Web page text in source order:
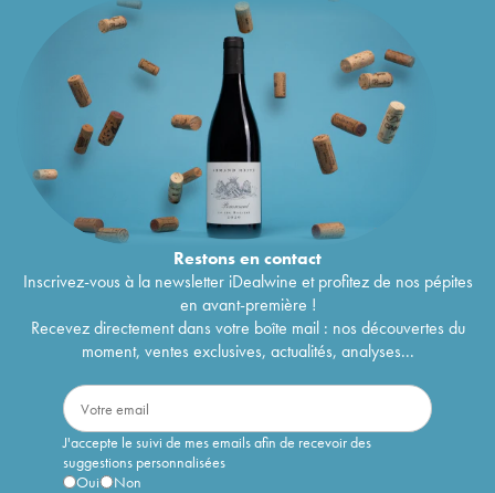
Restons encontact
Inscrivez-vous à la newsletter iDealwine et profitez de nos pépites
en avant-première !
Recevez directement dans votre boîte mail : nos découvertes du
moment, ventes exclusives, actualités, analyses...
J'accepte le suivi de mes emails afin de recevoir des
suggestions personnalisées
Oui
Non